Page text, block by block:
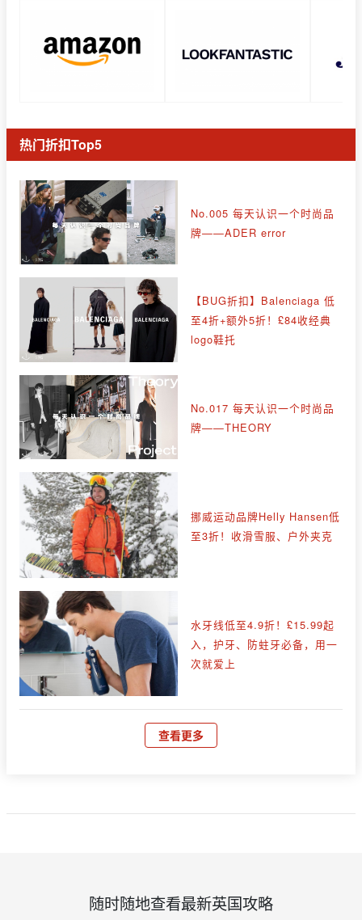
热门折扣Top5
No.005 每天认识一个时尚品
牌——ADER error
【BUG折扣】Balenciaga 低
至4折+额外5折！£84收经典
logo鞋托
No.017 每天认识一个时尚品
牌——THEORY
挪威运动品牌Helly Hansen低
至3折！收滑雪服、户外夹克
水牙线低至4.9折！£15.99起
入，护牙、防蛀牙必备，用一
次就爱上
查看更多
随时随地查看最新英国攻略